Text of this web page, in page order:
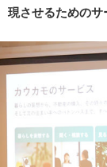
現させるためのサ